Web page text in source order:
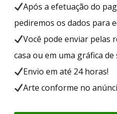
Após a efetuação do
pediremos os dados para
Você pode enviar pelas
casa ou em uma gráfica
Envio em até 24 horas!
Arte conforme no